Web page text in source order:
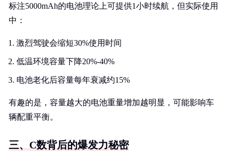
标注5000mAh的电池理论上可提供1小时续航，但实际使用
中：
激烈驾驶会缩短30%使用时间
低温环境容量下降20%-40%
电池老化后容量每年衰减约15%
有趣的是，容量越大的电池重量增加越明显，可能影响车
辆配重平衡。
三、C数背后的爆发力秘密